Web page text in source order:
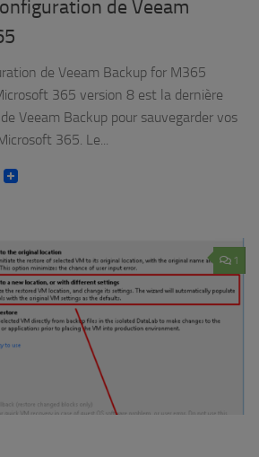
de Veeam
de Veeam Backup for M365
365 version 8 est la dernière
Veeam Backup pour sauvegarder vos
365. Le...
Gmail
1